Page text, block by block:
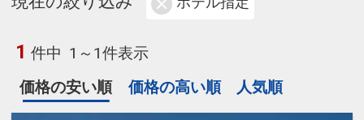
1 件中 1～1件表示
価格の安い順
価格の高い順 人気順